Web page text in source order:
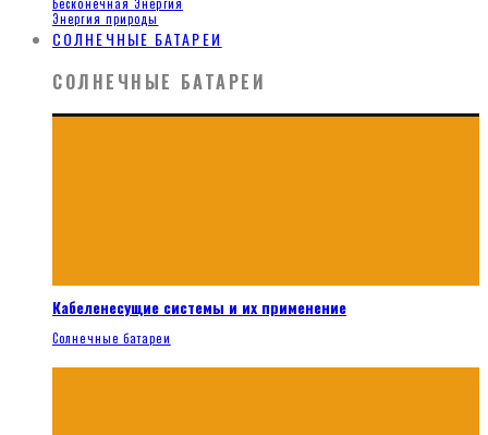
Бесконечная Энергия
Энергия природы
СОЛНЕЧНЫЕ БАТАРЕИ
СОЛНЕЧНЫЕ БАТАРЕИ
Кабеленесущие системы и их применение
Солнечные батареи